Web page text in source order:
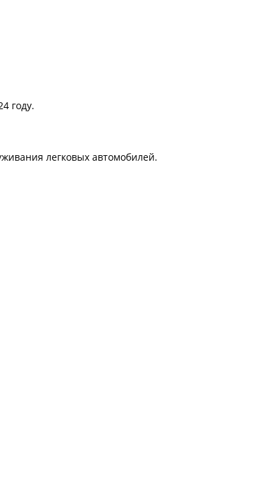
году.
легковых автомобилей.